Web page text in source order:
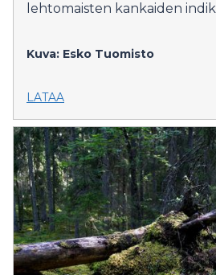
lehtomaisten kankaiden
Kuva: Esko Tuomisto
LATAA